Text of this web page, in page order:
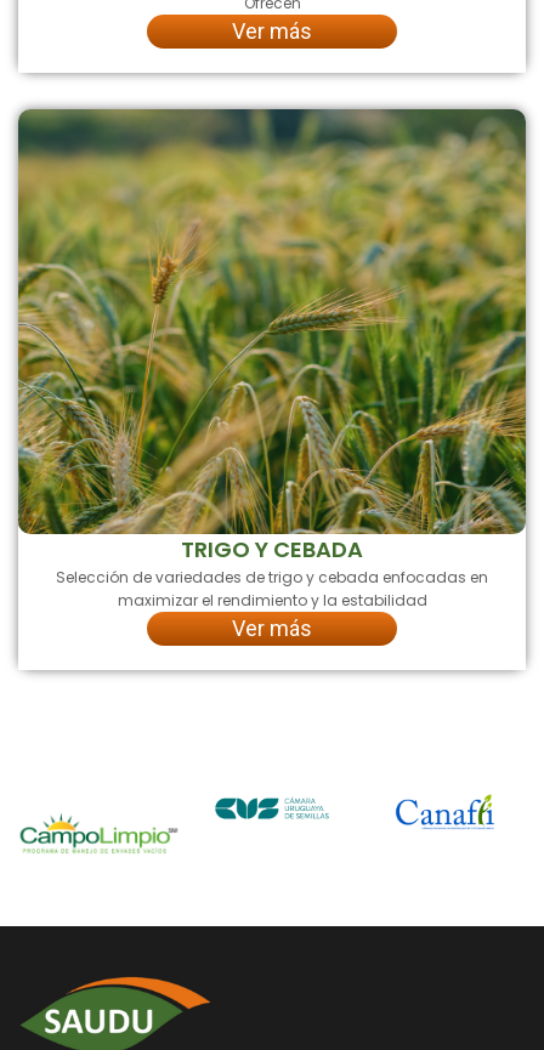
Ver más
TRIGO Y CEBADA
Selección de variedades de trigo y cebada enfocadas en
maximizar el rendimiento y la estabilidad
Ver más